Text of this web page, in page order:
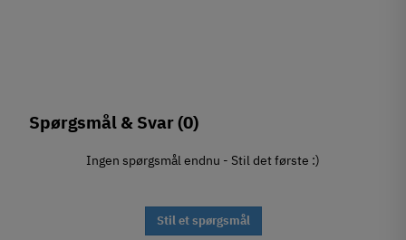
Spørgsmål & Svar(0)
Ingen spørgsmål endnu - Stil det første :)
Stil et spørgsmål